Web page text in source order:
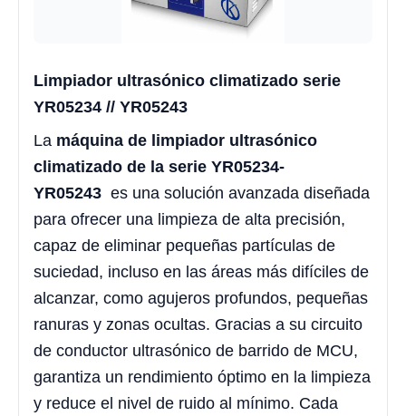
Limpiador ultrasónico climatizado serie
YR05234 // YR05243
La máquina de limpiador ultrasónico
climatizado de la serie YR05234-
YR05243 es una solución avanzada diseñada
para ofrecer una limpieza de alta precisión,
capaz de eliminar pequeñas partículas de
suciedad, incluso en las áreas más difíciles de
alcanzar, como agujeros profundos, pequeñas
ranuras y zonas ocultas. Gracias a su circuito
de conductor ultrasónico de barrido de MCU,
garantiza un rendimiento óptimo en la limpieza
y reduce el nivel de ruido al mínimo. Cada